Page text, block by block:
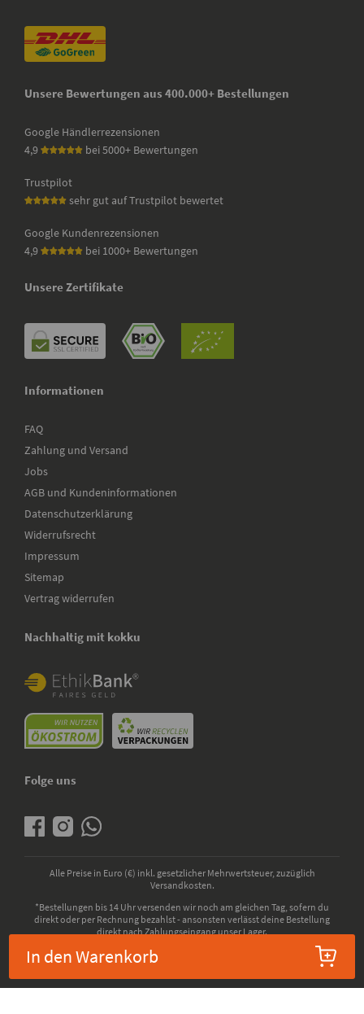
In den Warenkorb
Unsere Bewertungen aus 400.000+ Bestellungen
Google Händlerrezensionen
4,9
bei 5000+ Bewertungen
Trustpilot
sehr gut auf Trustpilot bewertet
Google Kundenrezensionen
4,9
bei 1000+ Bewertungen
Unsere Zertifikate
Informationen
FAQ
Zahlung und Versand
Jobs
AGB und Kundeninformationen
Datenschutzerklärung
Widerrufsrecht
Impressum
Sitemap
Vertrag widerrufen
Nachhaltig mit kokku
Folge uns
Alle Preise in Euro (€) inkl. gesetzlicher Mehrwertsteuer, zuzüglich
Versandkosten.
*Bestellungen bis 14 Uhr versenden wir noch am gleichen Tag, sofern du
direkt oder per Rechnung bezahlst - ansonsten verlässt deine Bestellung
direkt nach Zahlungseingang unser Lager.
© 2026 - kokku GmbH - Alle Rechte vorbehalten. Bio-Zertifizierung durch die
ABCERT AG, EU-Codenummer: DE-ÖKO-006